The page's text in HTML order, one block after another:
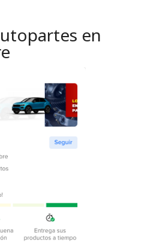
en